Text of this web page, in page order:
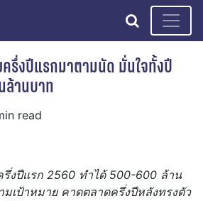
search
ครึ่งปีแรกมาตามนัด มั่นใจทั้งปี
ล้านบาท
read
รึ่งปีแรก 2560 ทำได้ 500-600 ล้าน
มเป้าหมาย คาดตลาดครึ่งปีหลังทรงตัว